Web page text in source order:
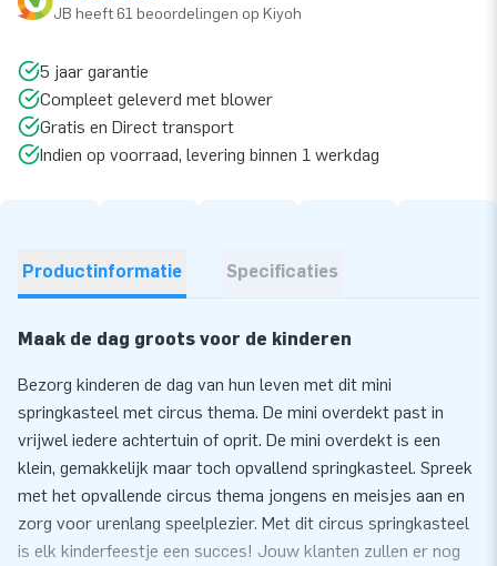
JB heeft 61 beoordelingen op Kiyoh
5 jaar garantie
Compleet geleverd met blower
Gratis en Direct transport
Indien op voorraad, levering binnen 1 werkdag
Productinformatie Specificaties
Maak de dag groots voor de kinderen
Bezorg kinderen de dag van hun leven met dit mini
springkasteel met circus thema. De mini overdekt past in
vrijwel iedere achtertuin of oprit. De mini overdekt is een
klein, gemakkelijk maar toch opvallend springkasteel. Spreek
met het opvallende circus thema jongens en meisjes aan en
zorg voor urenlang speelplezier. Met dit circus springkasteel
is elk kinderfeestje een succes! Jouw klanten zullen er nog